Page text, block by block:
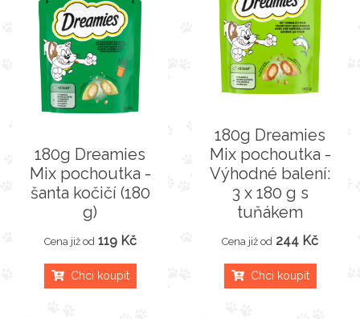
180g Dreamies
Mix pochoutka -
šanta kočičí (180
g)
Cena již od 119 Kč
Chci koupit
180g Dreamies
Mix pochoutka -
Výhodné balení:
3 x 180 g s
tuňákem
Cena již od 244 Kč
Chci koupit